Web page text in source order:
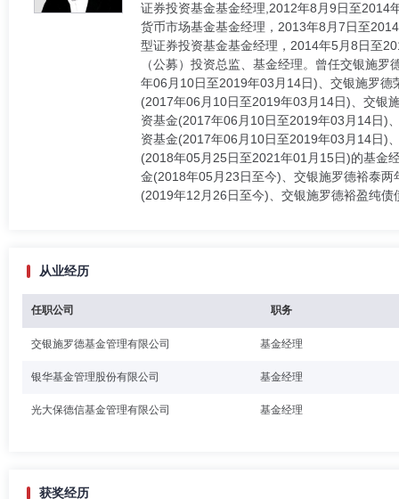
证券投资基金基金经理,2012年8月9日至2014
货币市场基金基金经理，2013年8月7日至
型证券投资基金基金经理，2014年5月8日至
（公募）投资总监、基金经理。曾任交银施
年06月10日至2019年03月14日)、交银施罗
(2017年06月10日至2019年03月14日)、交银
资基金(2017年06月10日至2019年03月14日)
资基金(2017年06月10日至2019年03月14日)
(2018年05月25日至2021年01月15日)的基金
金(2018年05月23日至今)、交银施罗德裕泰
(2019年12月26日至今)、交银施罗德裕盈纯
从业经历
任职公司 职务
交银施罗德基金管理有限公司 基金经理
银华基金管理股份有限公司 基金经理
光大保德信基金管理有限公司 基金经理
获奖经历